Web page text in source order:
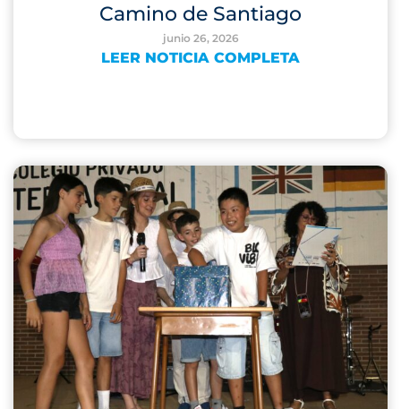
Camino de Santiago
junio 26, 2026
LEER NOTICIA COMPLETA